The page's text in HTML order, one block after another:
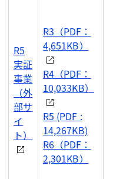
R5
実証
事業
（外
部サ
イ
ト）
R3（PDF：
4,651KB）
R4（PDF：
10,033KB）
R5 (PDF :
14,267KB)
R6（PDF：
2,301KB）